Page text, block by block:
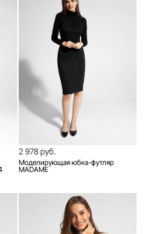
2 978 руб.
Моделирующая юбка-футляр
MADAME